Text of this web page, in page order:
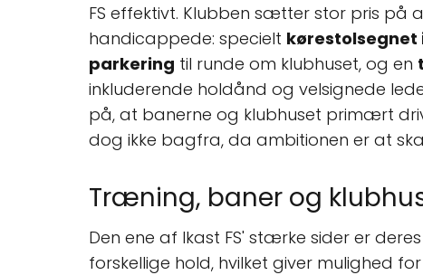
FS effektivt. Klubben sætter stor pris
handicappede: specielt kørestolsegnet
parkering til runde om klubhuset, og en
inkluderende holdånd og velsignede
på, at banerne og klubhuset primært
dog ikke bagfra, da ambitionen er at
Træning, baner og
Den ene af Ikast FS' stærke sider er
forskellige hold, hvilket giver mulighed